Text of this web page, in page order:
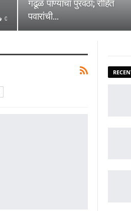
0
गढूळ पाण्याचा पुरवठा; रोहित
पवारांची…